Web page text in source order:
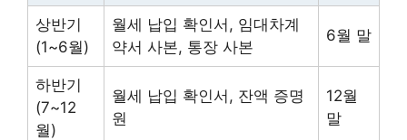
상반기
(1~6월)
월세 납입 확인서, 임대차계
약서 사본, 통장 사본
6월 말
하반기
(7~12
월)
월세 납입 확인서, 잔액 증명
원
12월
말